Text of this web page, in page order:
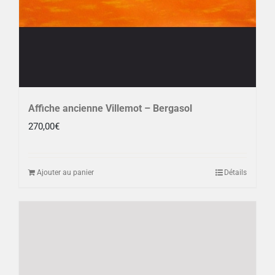
Affiche ancienne Villemot – Bergasol
270,00€
Ajouter au panier Détails